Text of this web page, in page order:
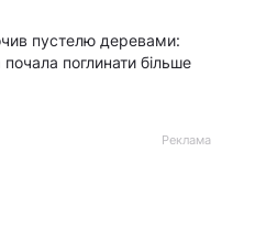
пустелю деревами:
поглинати більше
Реклама